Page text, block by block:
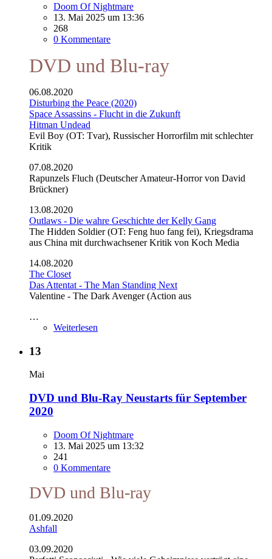
Doom Of Nightmare
13. Mai 2025 um 13:36
268
0 Kommentare
DVD und Blu-ray
06.08.2020
Disturbing the Peace (2020)
Space Assassins - Flucht in die Zukunft
Hitman Undead
Evil Boy (OT: Tvar), Russischer Horrorfilm mit schlechter
Kritik
07.08.2020
Rapunzels Fluch (Deutscher Amateur-Horror von David
Brückner)
13.08.2020
Outlaws - Die wahre Geschichte der Kelly Gang
The Hidden Soldier (OT: Feng huo fang fei), Kriegsdrama
aus China mit durchwachsener Kritik von Koch Media
14.08.2020
The Closet
Das Attentat - The Man Standing Next
Valentine - The Dark Avenger (Action aus
…
Weiterlesen
13
Mai
DVD und Blu-Ray Neustarts für September
2020
Doom Of Nightmare
13. Mai 2025 um 13:32
241
0 Kommentare
DVD und Blu-ray
01.09.2020
Ashfall
03.09.2020